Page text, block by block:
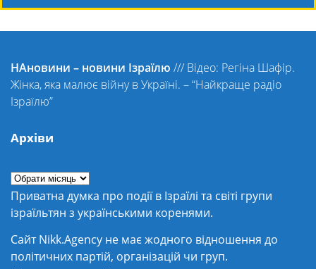
НАновини – новини Ізраїлю /// Відео: Регіна Шафір.
Жінка, яка малює війну в Україні. – “Найкраще радіо
Ізраїлю”
Архіви
Приватна думка про події в Ізраїлі та світі групи
ізраїльтян з українськими коренями.
Сайт Nikk.Agency не має жодного відношення до
політичних партій, організацій чи груп.